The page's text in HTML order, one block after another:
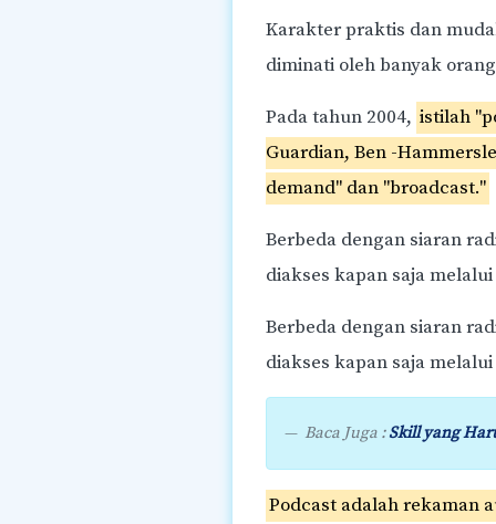
Karakter praktis dan
diminati oleh banyak
Pada tahun 2004, istilah
Guardian, Ben -
demand" dan "broadcast."
Berbeda dengan siaran
diakses kapan saja
Berbeda dengan siaran
diakses kapan saja
Baca Juga :Skill yang
Podcast adalah rekaman